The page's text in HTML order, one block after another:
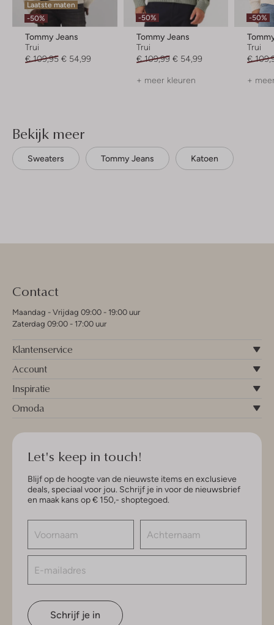
Laatste maten
-50%
Tommy Jeans
Trui
€ 109,95 € 54,99
-50%
Tommy Jeans
Trui
€ 109,99 € 54,99
+ meer kleuren
-50%
Trui
€
+
Bekijk meer
Sweaters Tommy Jeans Katoen
Contact
Maandag - Vrijdag 09:00 - 19:00 uur
Zaterdag 09:00 - 17:00 uur
Klantenservice
Account
Inspiratie
Omoda
Let's keep in touch!
Blijf op de hoogte van de nieuwste items en exclusieve
deals, speciaal voor jou. Schrijf je in voor de nieuwsbrief
en maak kans op € 150,- shoptegoed.
Schrijf je in